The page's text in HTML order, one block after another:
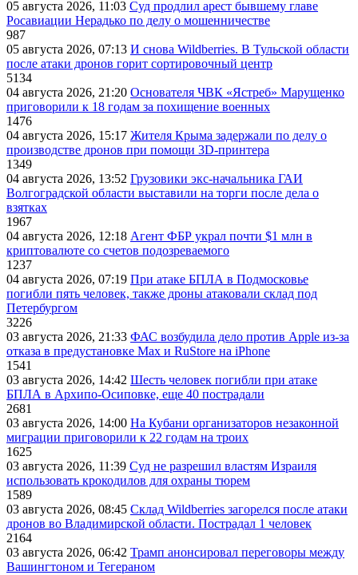
05 августа 2026, 11:03 Суд продлил арест бывшему главе
Росавиации Нерадько по делу о мошенничестве
987
05 августа 2026, 07:13 И снова Wildberries. В Тульской области
после атаки дронов горит сортировочный центр
5134
04 августа 2026, 21:20 Основателя ЧВК «Ястреб» Марущенко
приговорили к 18 годам за похищение военных
1476
04 августа 2026, 15:17 Жителя Крыма задержали по делу о
производстве дронов при помощи 3D‑принтера
1349
04 августа 2026, 13:52 Грузовики экс-начальника ГАИ
Волгоградской области выставили на торги после дела о
взятках
1967
04 августа 2026, 12:18 Агент ФБР украл почти $1 млн в
криптовалюте со счетов подозреваемого
1237
04 августа 2026, 07:19 При атаке БПЛА в Подмосковье
погибли пять человек, также дроны атаковали склад под
Петербургом
3226
03 августа 2026, 21:33 ФАС возбудила дело против Apple из-за
отказа в предустановке Max и RuStore на iPhone
1541
03 августа 2026, 14:42 Шесть человек погибли при атаке
БПЛА в Архипо-Осиповке, еще 40 пострадали
2681
03 августа 2026, 14:00 На Кубани организаторов незаконной
миграции приговорили к 22 годам на троих
1625
03 августа 2026, 11:39 Суд не разрешил властям Израиля
использовать крокодилов для охраны тюрем
1589
03 августа 2026, 08:45 Склад Wildberries загорелся после атаки
дронов во Владимирской области. Пострадал 1 человек
2164
03 августа 2026, 06:42 Трамп анонсировал переговоры между
Вашингтоном и Тегераном